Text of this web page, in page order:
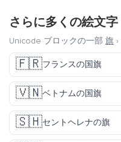
さらに多くの絵文字
Unicode ブロックの一部 旗 ›
🇫🇷フランスの国旗
🇻🇳ベトナムの国旗
🇸🇭セントヘレナの旗